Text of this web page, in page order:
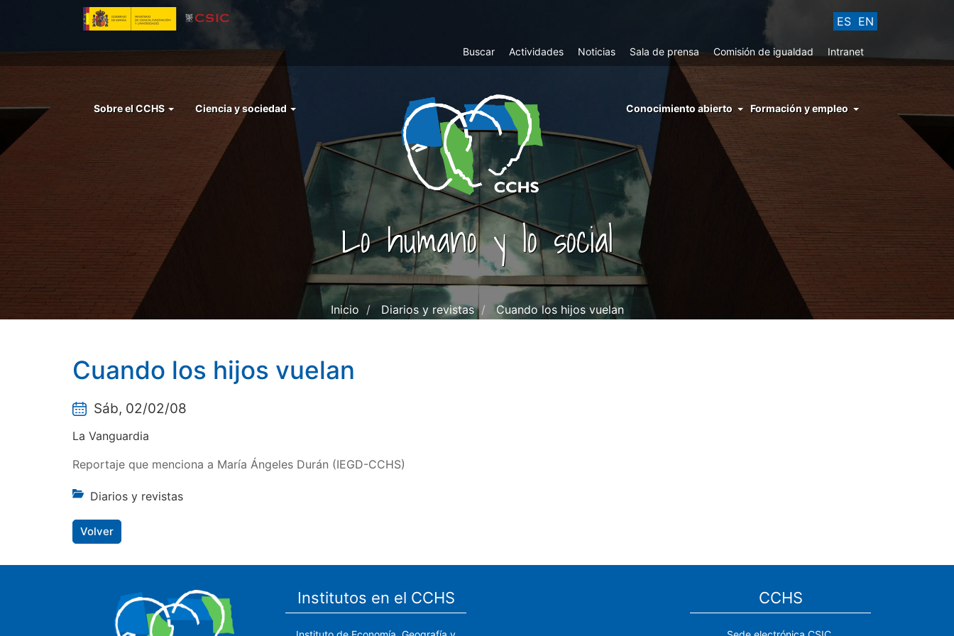
principal
ES EN
Top
Buscar Actividades Noticias Sala de prensa Comisión de igualdad Intranet
Menu
Sobre el CCHS Ciencia y sociedad
menu
conocimiento
abierto
Conocimiento abierto Formación y empleo
Lo humano y lo social
Inicio Diarios y revistas Cuando los hijos vuelan
Cuando los hijos vuelan
Sáb, 02/02/08
La Vanguardia
Reportaje que menciona a María Ángeles Durán (IEGD-CCHS)
Diarios y revistas
Volver
Institutos en el CCHS CCHS